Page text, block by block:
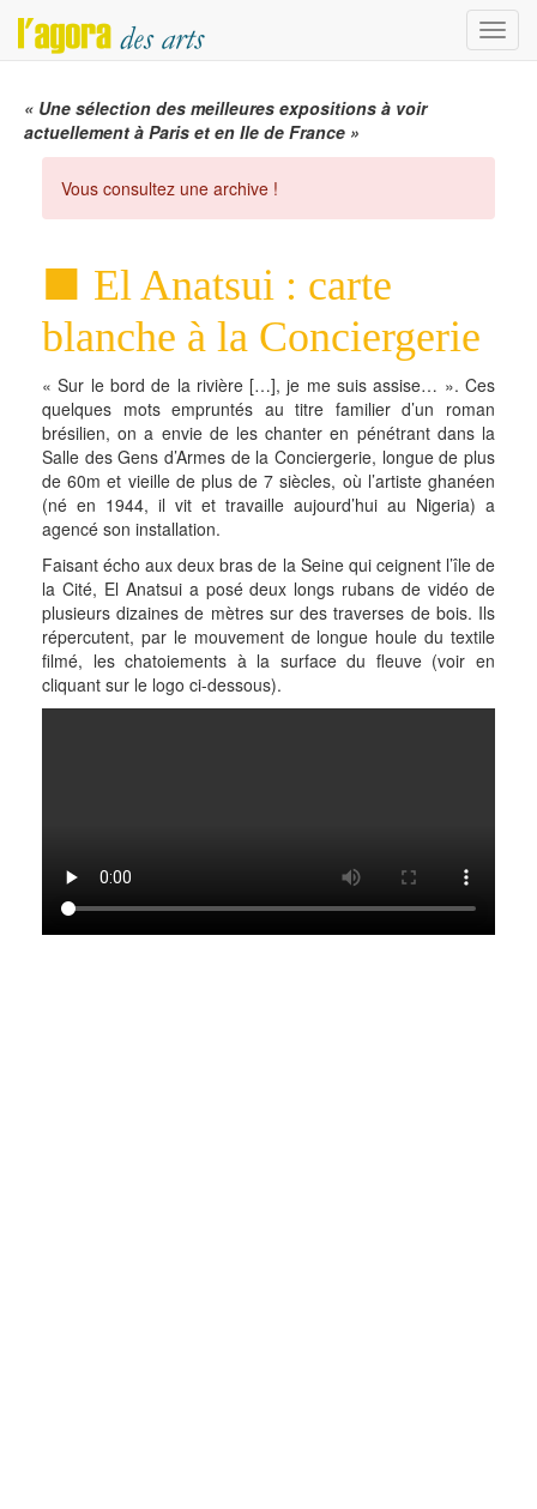
Menu
« Une sélection des meilleures expositions à voir
actuellement à Paris et en Ile de France »
Vous consultez une archive !
El Anatsui : carte
blanche à la Conciergerie
« Sur le bord de la rivière […], je me suis assise… ». Ces
quelques mots empruntés au titre familier d’un roman
brésilien, on a envie de les chanter en pénétrant dans la
Salle des Gens d’Armes de la Conciergerie, longue de plus
de 60m et vieille de plus de 7 siècles, où l’artiste ghanéen
(né en 1944, il vit et travaille aujourd’hui au Nigeria) a
agencé son installation.
Faisant écho aux deux bras de la Seine qui ceignent l’île de
la Cité, El Anatsui a posé deux longs rubans de vidéo de
plusieurs dizaines de mètres sur des traverses de bois. Ils
répercutent, par le mouvement de longue houle du textile
filmé, les chatoiements à la surface du fleuve (voir en
cliquant sur le logo ci-dessous).